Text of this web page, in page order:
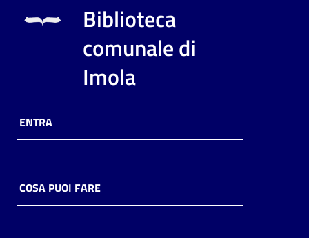
Risorse
online
Biblioteca
comunale di
Imola
ENTRA
COSA PUOI FARE